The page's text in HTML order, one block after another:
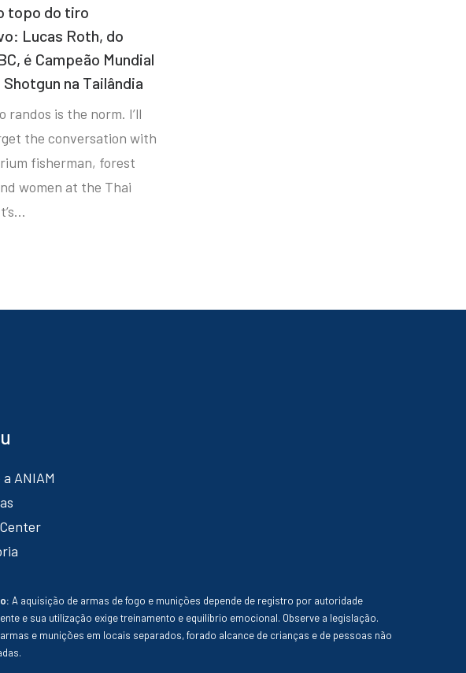
topo do tiro
Lucas Roth, do
é Campeão Mundial
Shotgun na Tailândia
randos is the norm. I’ll
the conversation with
fisherman, forest
women at the Thai
ANIAM
A aquisição de armas de fogo e munições depende de registro por autoridade
e sua utilização exige treinamento e equilíbrio emocional. Observe a legislação.
armas e munições em locais separados, forado alcance de crianças e de pessoas não